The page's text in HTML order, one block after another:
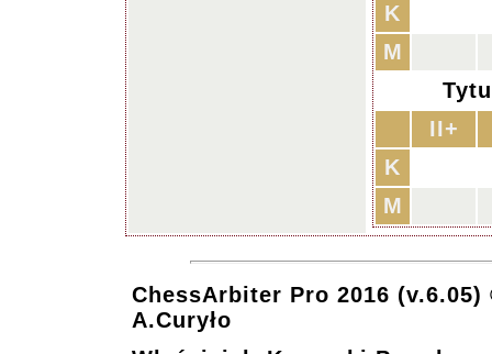
K
M
II+
K
M
ChessArbiter Pro 2016 (v.6.05)
A.Curyło